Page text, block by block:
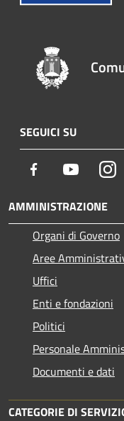
SEGUICI SU
Facebook Youtube
AMMINISTRAZIONE
Organi di Governo
Aree
Uffici
Enti e fondazioni
Politici
Personale
Documenti e dati
CATEGORIE DI